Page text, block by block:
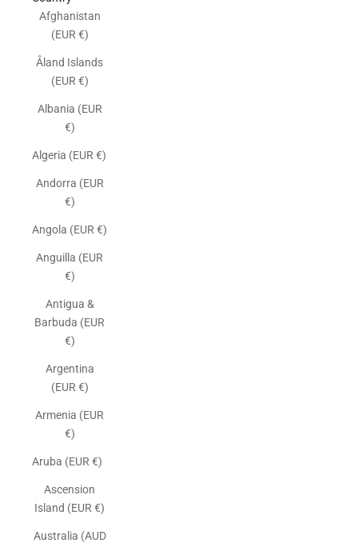
Afghanistan
(EUR €)
Åland Islands
(EUR €)
Albania (EUR
€)
Algeria (EUR €)
Andorra (EUR
€)
Angola (EUR €)
Anguilla (EUR
€)
Antigua &
Barbuda (EUR
€)
Argentina
(EUR €)
Armenia (EUR
€)
Aruba (EUR €)
Ascension
Island (EUR €)
Australia (AUD